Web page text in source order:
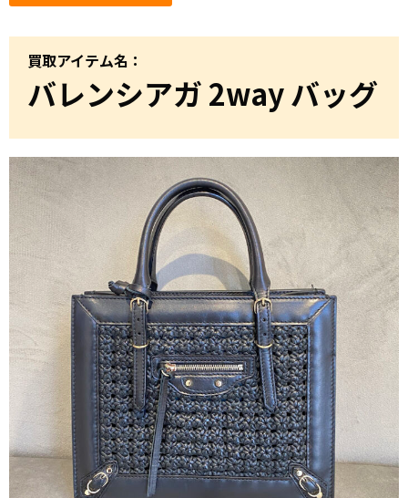
買取アイテム名：
バレンシアガ 2way バッグ